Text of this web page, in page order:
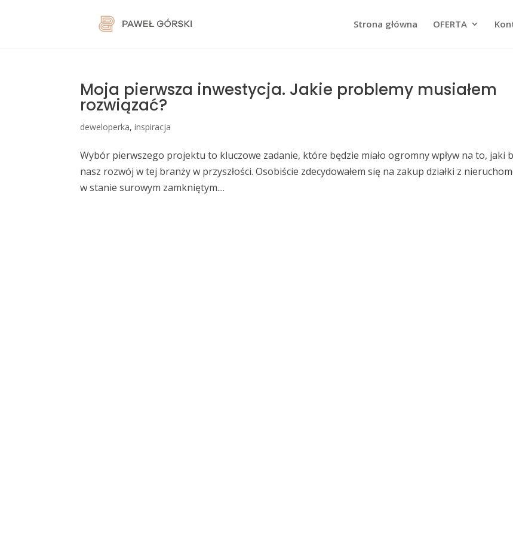
Strona główna OFERTA
Moja pierwsza inwestycja. Jakie problemy musiałem
rozwiązać?
deweloperka,inspiracja
Wybór pierwszego projektu to kluczowe zadanie, które będzie miało ogromny wpływ na to, jaki
nasz rozwój w tej branży w przyszłości. Osobiście zdecydowałem się na zakup działki z
w stanie surowym zamkniętym....